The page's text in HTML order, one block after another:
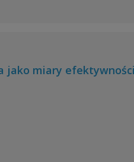
jako miary